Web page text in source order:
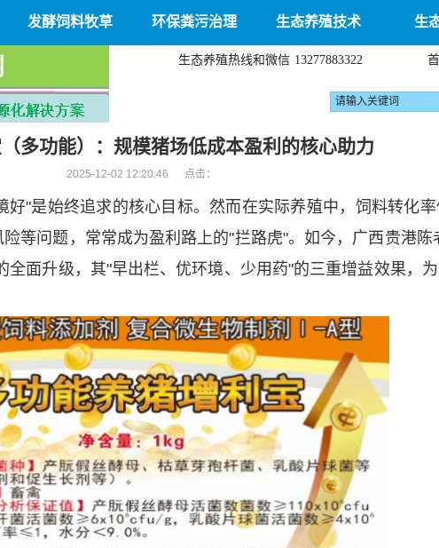
发酵饲料牧草 环保粪污治理 生态养殖技术 生
生态养殖热线和微信 13277883322
多功能）：规模猪场低成本盈利的核心助力
2025-12-02 12:20:46 点击：
"是始终追求的核心目标。然而在实际养殖中，饲料转化
等问题，常常成为盈利路上的"拦路虎"。如今，广西贵港
面升级，其"早出栏、优环境、少用药"的三重增益效果，